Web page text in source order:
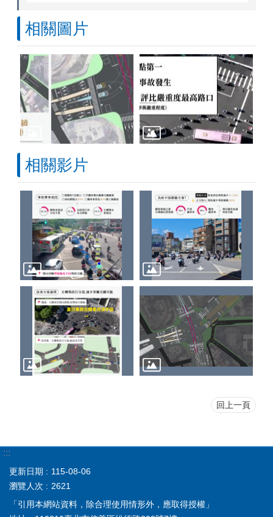
相關圖片
相關影片
回上一頁
:::
更新日期
115-08-06
瀏覽人次
2621
「引用本網站資料，除合理使用情形外，應取得授權」